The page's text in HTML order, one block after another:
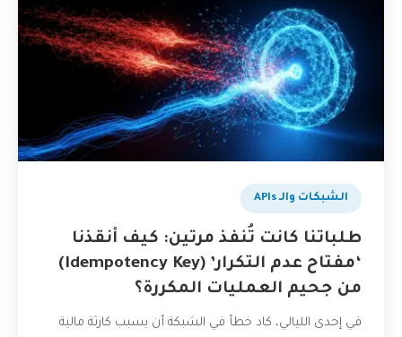
الشبكات والـ APIs
طلباتنا كانت تُنفذ مرتين: كيف أنقذنا
‘مفتاح عدم التكرار’ (Idempotency Key)
من جحيم العمليات المكررة؟
في إحدى الليالي، كاد خطأ في الشبكة أن يسبب كارثة مالية